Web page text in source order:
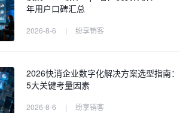
年用户口碑汇总
2026-8-6 | 纷享销客
2026快消企业数字化解决方案选型指南：
5大关键考量因素
2026-8-6 | 纷享销客